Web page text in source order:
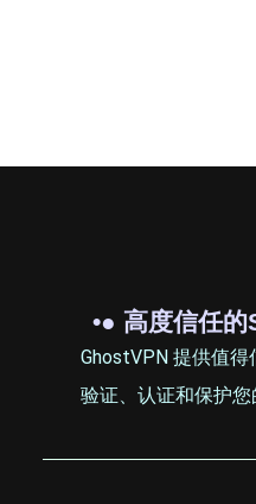
•● 高度信任的
GhostVPN 提供值
验证、认证和保护您